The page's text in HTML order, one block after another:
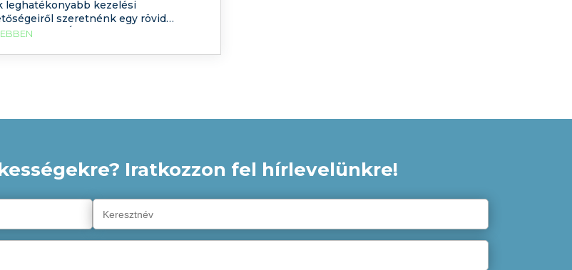
leghatékonyabb kezelési
szeretnénk egy rövid
adni. Érdekli milyen tünetei
a kényszeres zavarnak, illetve a
Iratkozzon fel hírlevelünkre!